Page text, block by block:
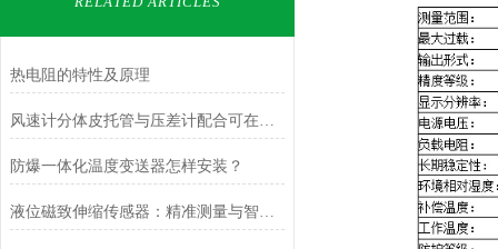
热电阻的特性及原理
风速计分体皮托管与压差计配合可在哪些场合使用？
防爆一体化温度变送器怎样安装？
液位磁致伸缩传感器：精准测量与智能应用